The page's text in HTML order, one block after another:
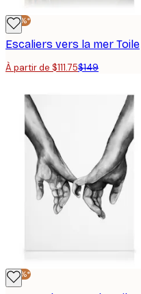
-25%*
Escaliers vers la mer Toile
À partir de $111.75$149
-25%*